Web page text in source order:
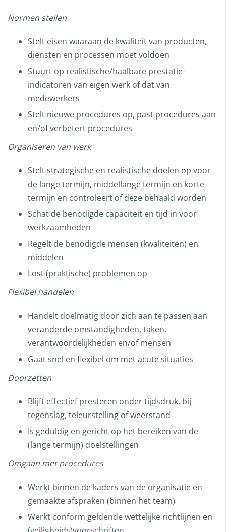
Normen stellen
Stelt eisen waaraan de kwaliteit van producten,
diensten en processen moet voldoen
Stuurt op realistische/haalbare prestatie-
indicatoren van eigen werk of dat van
medewerkers
Stelt nieuwe procedures op, past procedures aan
en/of verbetert procedures
Organiseren van werk
Stelt strategische en realistische doelen op voor
de lange termijn, middellange termijn en korte
termijn en controleert of deze behaald worden
Schat de benodigde capaciteit en tijd in voor
werkzaamheden
Regelt de benodigde mensen (kwaliteiten) en
middelen
Lost (praktische) problemen op
Flexibel handelen
Handelt doelmatig door zich aan te passen aan
veranderde omstandigheden, taken,
verantwoordelijkheden en/of mensen
Gaat snel en flexibel om met acute situaties
Doorzetten
Blijft effectief presteren onder tijdsdruk, bij
tegenslag, teleurstelling of weerstand
Is geduldig en gericht op het bereiken van de
(lange termijn) doelstellingen
Omgaan met procedures
Werkt binnen de kaders van de organisatie en
gemaakte afspraken (binnen het team)
Werkt conform geldende wettelijke richtlijnen en